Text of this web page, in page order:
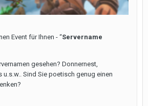
Event für Ihnen - “Servername
gesehen? Donnernest,
Sind Sie poetisch genug einen